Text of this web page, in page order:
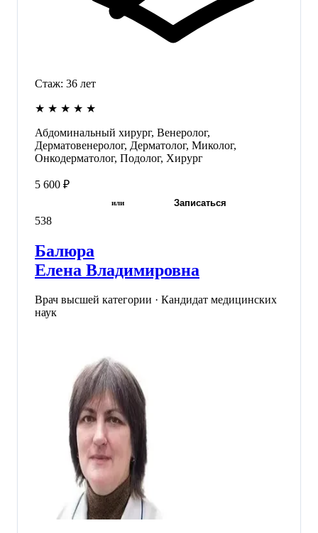
Стаж: 36 лет
★ ★ ★ ★ ★
Абдоминальный хирург, Венеролог,
Дерматовенеролог, Дерматолог, Миколог,
Онкодерматолог, Подолог, Хирург
5 600 ₽
или Записаться
538
Балюра
Елена Владимировна
Врач высшей категории · Кандидат медицинских
наук